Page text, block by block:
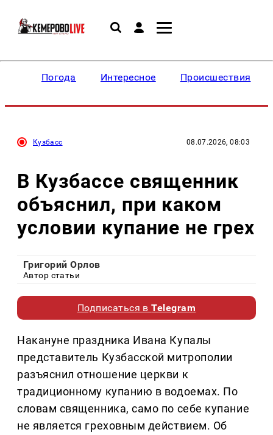
Погода Интересное Происшествия
Кузбасс 08.07.2026, 08:03
В Кузбассе священник
объяснил, при каком
условии купание не грех
Григорий Орлов
Автор статьи
Подписаться вTelegram
Накануне праздника Ивана Купалы
представитель Кузбасской митрополии
разъяснил отношение церкви к
традиционному купанию в водоемах. По
словам священника, само по себе купание
не является греховным действием. Об